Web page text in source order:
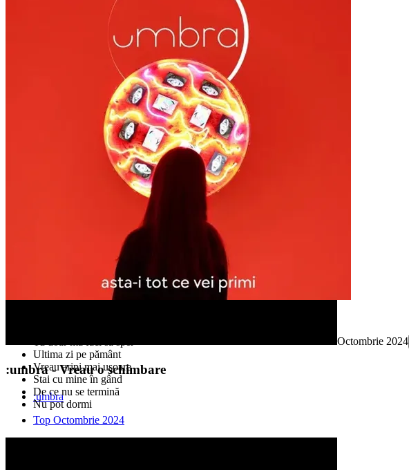
Ultima zi pe pământ
Vreau aripi mai ușoare
Stai cu mine în gând
De ce nu se termină
Nu pot dormi
Octombrie 2024
:umbra - Vreau o schimbare
:umbra
Top Octombrie 2024